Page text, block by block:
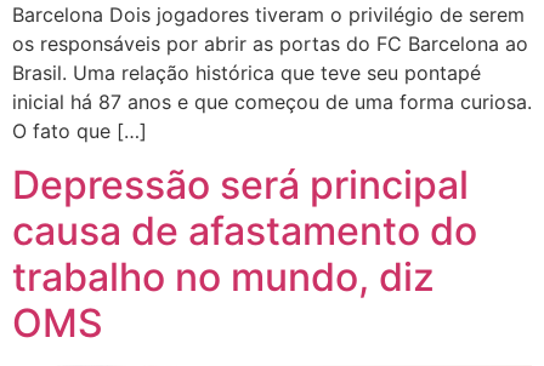
Barcelona Dois jogadores tiveram o privilégio de serem
os responsáveis por abrir as portas do FC Barcelona ao
Brasil. Uma relação histórica que teve seu pontapé
inicial há 87 anos e que começou de uma forma curiosa.
O fato que […]
Depressão será principal
causa de afastamento do
trabalho no mundo, diz
OMS